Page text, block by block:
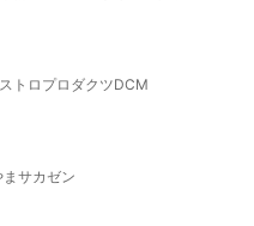
トロプロダクツDCM
サカゼン